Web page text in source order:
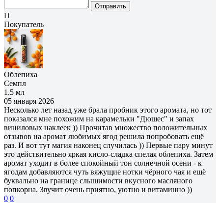
Отправить
П
Покупатель
Облепиха
Семпл
1.5 мл
05 января 2026
Несколько лет назад уже брала пробник этого аромата, но тот
показался мне похожим на карамельки "Дюшес" и запах
виниловых наклеек )) Прочитав множество положительных
отзывов на аромат любимых ягод решила попробовать ещё
раз. И вот тут магия наконец случилась )) Первые пару минут
это действительно яркая кисло-сладка спелая облепиха. Затем
аромат уходит в более спокойный тон солнечной осени - к
ягодам добавляются чуть вяжущие нотки чёрного чая и ещё
буквально на границе слышимости вкусного масляного
попкорна. Звучит очень приятно, уютно и витаминно ))
0 0